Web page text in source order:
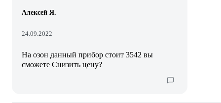
Алексей Я.
24.09.2022
На озон данный прибор стоит 3542 вы
сможете Снизить цену?